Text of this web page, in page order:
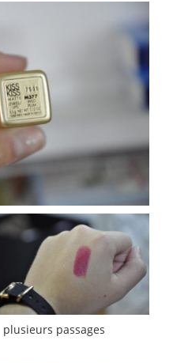
plusieurs passages